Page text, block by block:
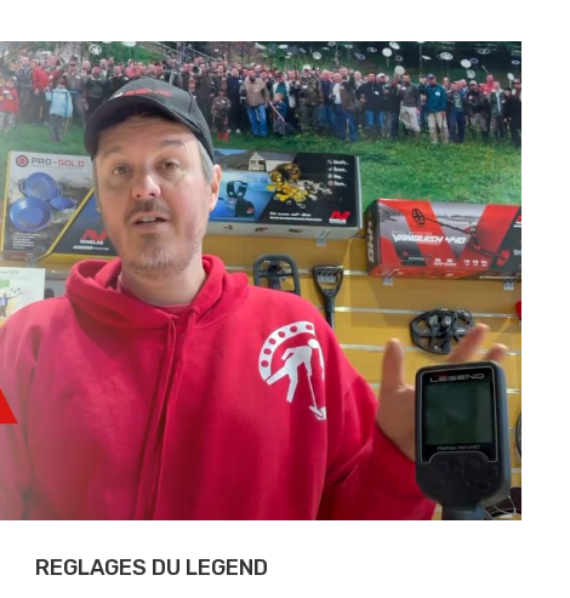
REGLAGES DU LEGEND